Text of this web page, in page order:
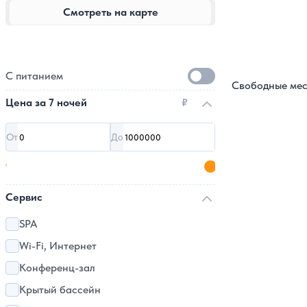
Смотреть на карте
Свободные
С питанием
Цена за 7 ночей ₽
От До
Сервис
SPA
Wi-Fi, Интернет
Конференц-зал
Крытый бассейн